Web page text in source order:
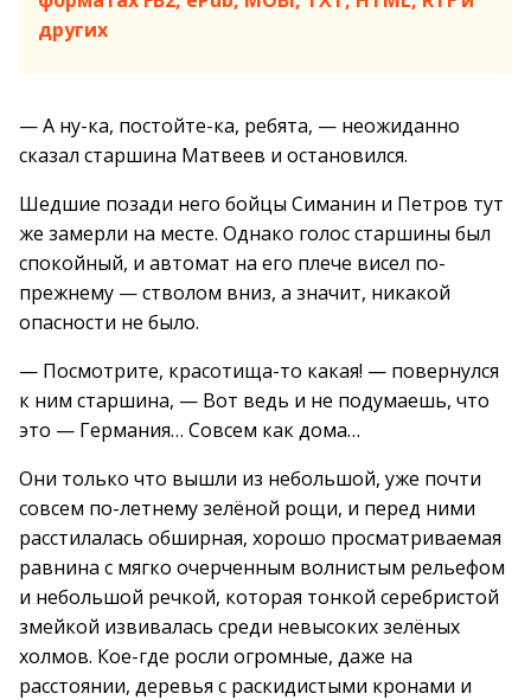
других
— А ну-ка, постойте-ка, ребята, — неожиданно
сказал старшина Матвеев и остановился.
Шедшие позади него бойцы Симанин и Петров тут
же замерли на месте. Однако голос старшины был
спокойный, и автомат на его плече висел по-
прежнему — стволом вниз, а значит, никакой
опасности не было.
— Посмотрите, красотища-то какая! — повернулся
к ним старшина, — Вот ведь и не подумаешь, что
это — Германия… Совсем как дома…
Они только что вышли из небольшой, уже почти
совсем по-летнему зелёной рощи, и перед ними
расстилалась обширная, хорошо просматриваемая
равнина с мягко очерченным волнистым рельефом
и небольшой речкой, которая тонкой серебристой
змейкой извивалась среди невысоких зелёных
холмов. Кое-где росли огромные, даже на
расстоянии, деревья с раскидистыми кронами и